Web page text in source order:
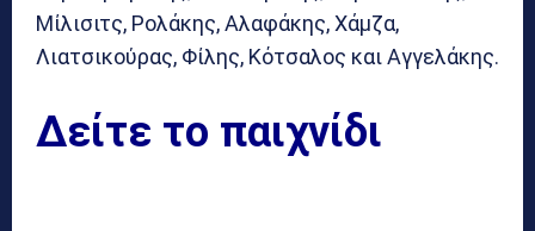
Μίλισιτς, Ρολάκης, Αλαφάκης, Χάμζα,
Λιατσικούρας, Φίλης, Κότσαλος και Αγγελάκης.
Δείτε το παιχνίδι